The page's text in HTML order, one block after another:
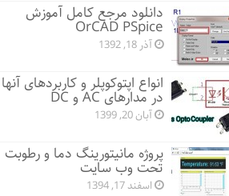
دانلود مرجع کامل آموزش
OrCAD PSpice
آذر 18, 1392
انواع اپتوکوپلر و کاربردهای آنها
در مدارهای AC و DC
آبان 20, 1399
پروژه مانيتورينگ دما و رطوبت
تحت وب سایت
اسفند 17, 1394